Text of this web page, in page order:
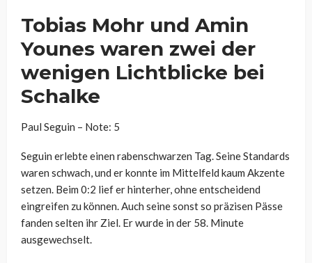
Tobias Mohr und Amin
Younes waren zwei der
wenigen Lichtblicke bei
Schalke
Paul Seguin – Note: 5
Seguin erlebte einen rabenschwarzen Tag. Seine Standards
waren schwach, und er konnte im Mittelfeld kaum Akzente
setzen. Beim 0:2 lief er hinterher, ohne entscheidend
eingreifen zu können. Auch seine sonst so präzisen Pässe
fanden selten ihr Ziel. Er wurde in der 58. Minute
ausgewechselt.